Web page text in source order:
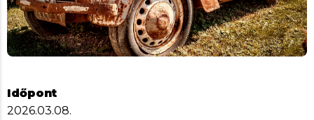
Időpont
2026.03.08.